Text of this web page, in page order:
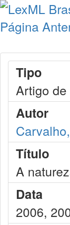
Página
Tipo
Artigo
Autor
Título
A
Data
2006,